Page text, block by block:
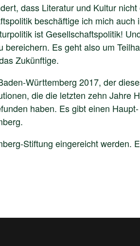
dass Literatur und Kultur
beschäftige ich mich
ist Gesellschaftspolitik!
Es geht also um
Zukünftige.
Württemberg 2017, der
die die letzten zehn Jahre
haben. Es gibt einen
Stiftung eingereicht werden.